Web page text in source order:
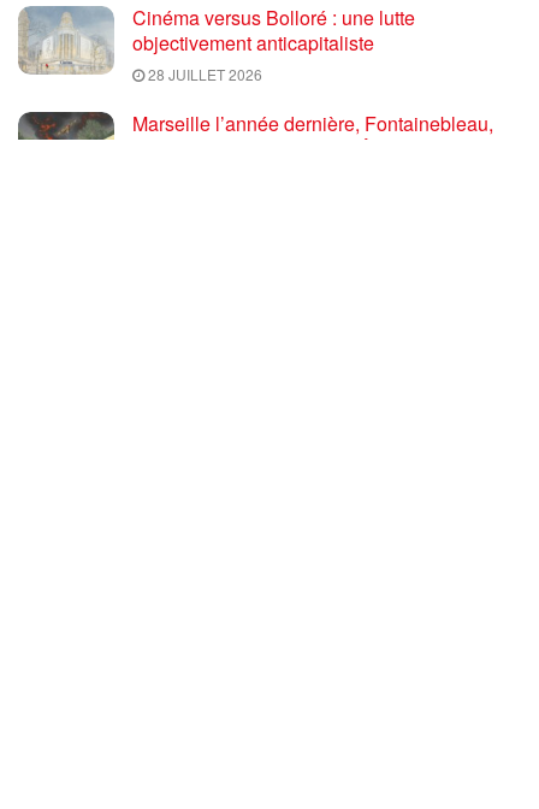
Cinéma versus Bolloré : une lutte
objectivement anticapitaliste
28 JUILLET 2026
Marseille l’année dernière, Fontainebleau,
Arcachon, la Drôme et les Écrins cette année